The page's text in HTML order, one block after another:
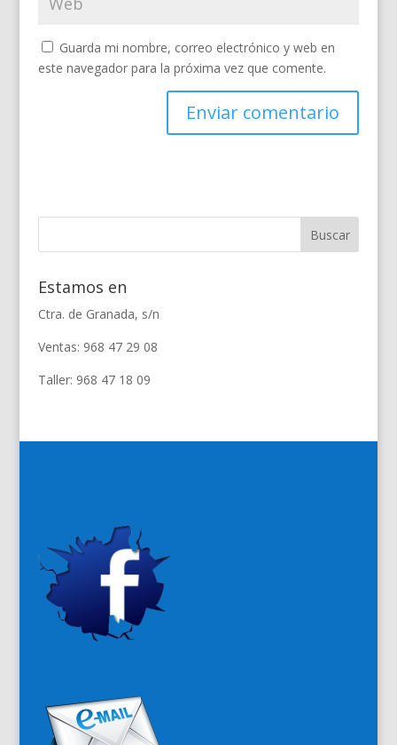
Guarda mi nombre, correo electrónico y web en
este navegador para la próxima vez que comente.
Estamos en
Ctra. de Granada, s/n
Ventas: 968 47 29 08
Taller: 968 47 18 09